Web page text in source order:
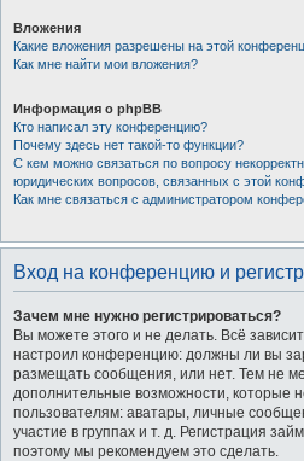
Вложения
Какие вложения разрешены на этой
Как мне найти мои вложения?
Информация о phpBB
Кто написал эту конференцию?
Почему здесь нет такой-то функции?
С кем можно связаться по вопросу
юридических вопросов, связанных с этой
Как мне связаться с администратором
Вход на конференцию и
Зачем мне нужно регистрироваться?
Вы можете этого и не делать. Всё
настроил конференцию: должны ли вы
размещать сообщения, или нет. Тем не
дополнительные возможности, которые
пользователям: аватары, личные
участие в группах и т. д. Регистрация
поэтому мы рекомендуем это сделать.